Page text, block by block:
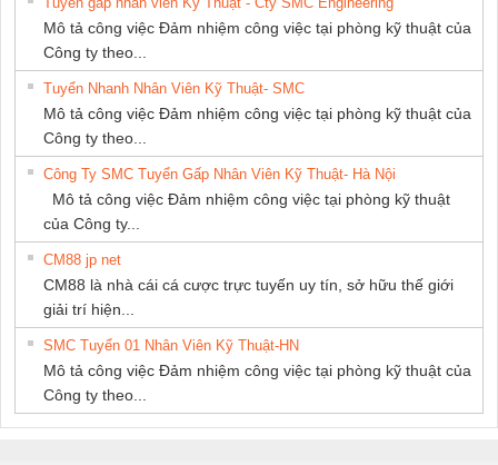
Mô tả công việc Đảm nhiệm công việc tại phòng kỹ thuật của
Công ty theo...
Tuyển Nhanh Nhân Viên Kỹ Thuật- SMC
Mô tả công việc Đảm nhiệm công việc tại phòng kỹ thuật của
Công ty theo...
Công Ty SMC Tuyển Gấp Nhân Viên Kỹ Thuật- Hà Nội
Mô tả công việc Đảm nhiệm công việc tại phòng kỹ thuật
của Công ty...
CM88 jp net
CM88 là nhà cái cá cược trực tuyến uy tín, sở hữu thế giới
giải trí hiện...
SMC Tuyển 01 Nhân Viên Kỹ Thuật-HN
Mô tả công việc Đảm nhiệm công việc tại phòng kỹ thuật của
Công ty theo...